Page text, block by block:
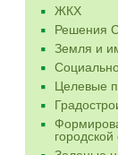
ЖКХ
Решения
Земля и
Целевые